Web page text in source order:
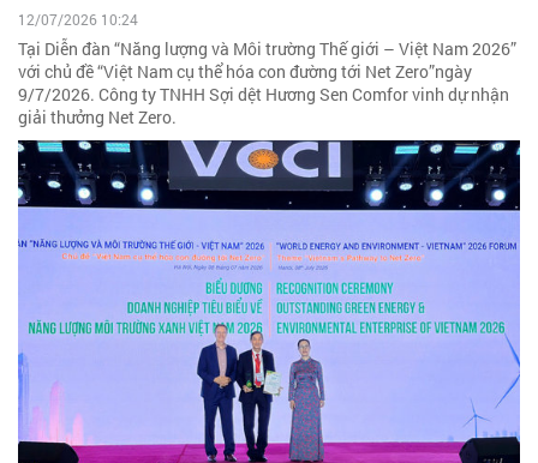
12/07/2026 10:24
Tại Diễn đàn “Năng lượng và Môi trường Thế giới – Việt Nam 2026”
với chủ đề “Việt Nam cụ thể hóa con đường tới Net Zero”ngày
9/7/2026. Công ty TNHH Sợi dệt Hương Sen Comfor vinh dự nhận
giải thưởng Net Zero.